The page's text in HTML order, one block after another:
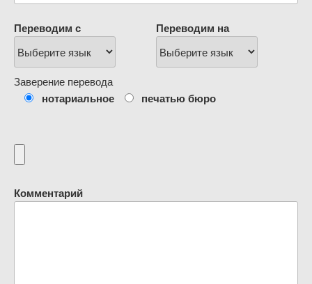
Переводим с Переводим на
Заверение перевода
нотариальное печатью бюро
Комментарий